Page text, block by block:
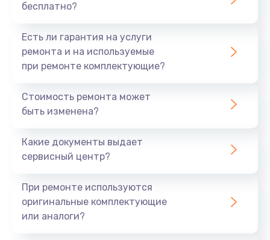
бесплатно?
Есть ли гарантия на услуги
ремонта и на используемые
при ремонте комплектующие?
Стоимость ремонта может
быть изменена?
Какие документы выдает
сервисный центр?
При ремонте используются
оригинальные комплектующие
или аналоги?